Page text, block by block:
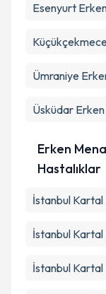
Esenyurt
Küçükçekmece
Ümraniye
Üsküdar Erken
Erken
Hastalıklar
İstanbul
İstanbul
İstanbul Kartal